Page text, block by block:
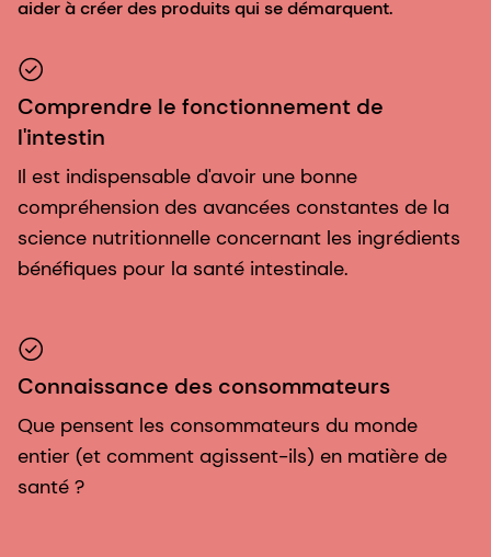
aider à créer des produits qui se démarquent.
Comprendre le fonctionnement de
l'intestin
Il est indispensable d'avoir une bonne
compréhension des avancées constantes de la
science nutritionnelle concernant les ingrédients
bénéfiques pour la santé intestinale.
Connaissance des consommateurs
Que pensent les consommateurs du monde
entier (et comment agissent-ils) en matière de
santé ?